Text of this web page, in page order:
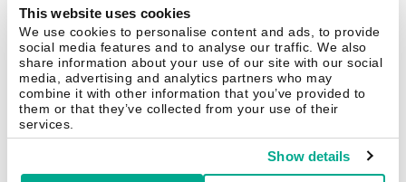
This website uses cookies
We use cookies to personalise content and ads, to provide
social media features and to analyse our traffic. We also
share information about your use of our site with our social
media, advertising and analytics partners who may
combine it with other information that you’ve provided to
them or that they’ve collected from your use of their
services.
Show details
Cookies
Contatti Chi siamo Partner Blog Centro risorse Comunicati stampa
Securelist Eugene Personal Blog Encyclopedia